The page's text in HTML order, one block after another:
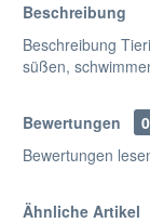
Beschreibung
Beschreibung
süßen,
Bewertungen
0
Bewertungen
Ähnliche Artikel